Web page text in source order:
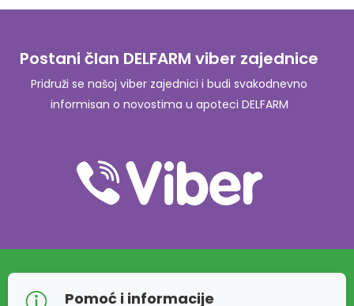
Postani član DELFARM viber zajednice
Pridruži se našoj viber zajednici i budi svakodnevno
informisan o novostima u apoteci DELFARM
Pomoć i informacije